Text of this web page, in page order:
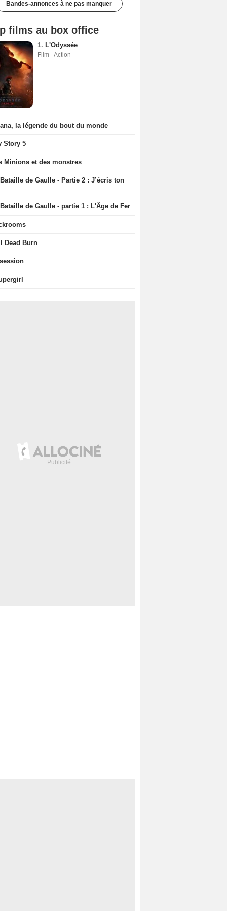
Bandes-annonces à ne pas manquer
films au box office
1. L'Odyssée
Film - Action
la légende du bout du monde
Story 5
Minions et des monstres
de Gaulle - Partie 2 : J’écris ton
de Gaulle - partie 1 : L'Âge de Fer
Dead Burn